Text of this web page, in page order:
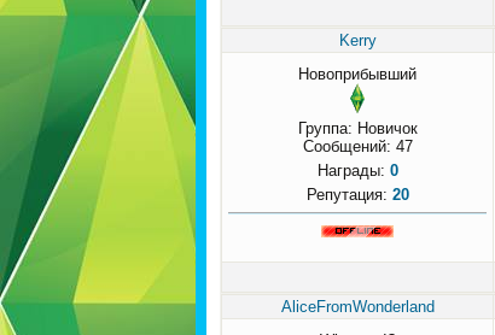
Kerry
Новоприбывший
Группа: Новичок
Сообщений: 47
Награды: 0
Репутация: 20
AliceFromWonderland